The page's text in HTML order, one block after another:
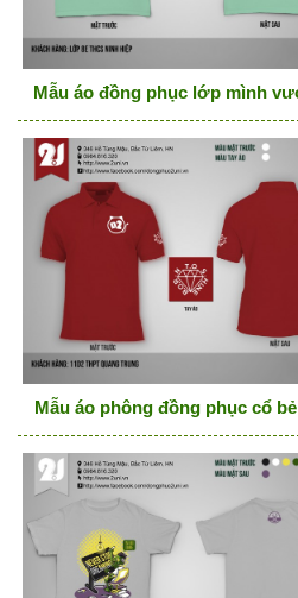
Mẫu áo đồng phục lớp mình
Mẫu áo phông đồng phục cổ